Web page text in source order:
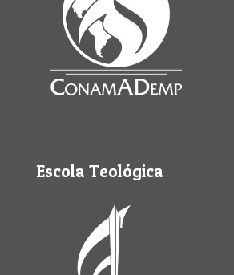
Escola Teológica